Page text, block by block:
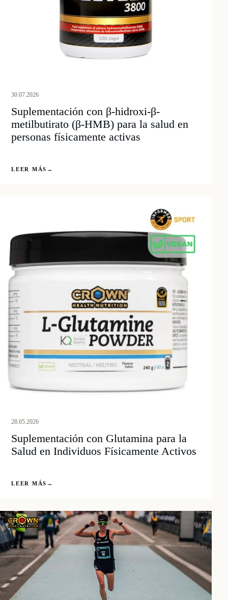
30.07.2026
Suplementación con β-hidroxi-β-
metilbutirato (β-HMB) para la salud en
personas físicamente activas
LEER MÁS →
28.05.2026
Suplementación con Glutamina para la
Salud en Individuos Físicamente Activos
LEER MÁS →